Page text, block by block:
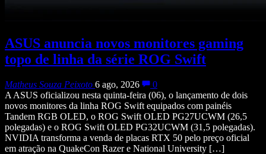
ASUS anuncia novos monitores gaming
topo de linha da série ROG Swift
Matheus Souza Peixoto 6 ago, 2026
0
A ASUS oficializou nesta quinta-feira (06), o lançamento de dois
novos monitores da linha ROG Swift equipados com painéis
Tandem RGB OLED, o ROG Swift OLED PG27UCWM (26,5
polegadas) e o ROG Swift OLED PG32UCWM (31,5 polegadas).
NVIDIA transforma a venda de placas RTX 50 pelo preço oficial
em atração na QuakeCon Razer e National University […]